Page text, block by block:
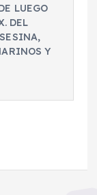
LUEGO
DEL
Y